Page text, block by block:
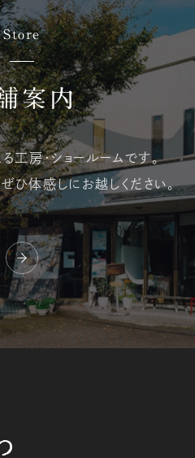
Store
案内
工房・ショールームです。
ぜひ体感しにお越しください。